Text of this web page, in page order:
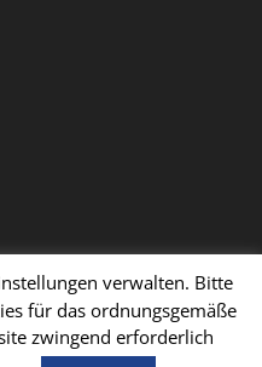
verwalten. Bitte
für das ordnungsgemäße
zwingend erforderlich